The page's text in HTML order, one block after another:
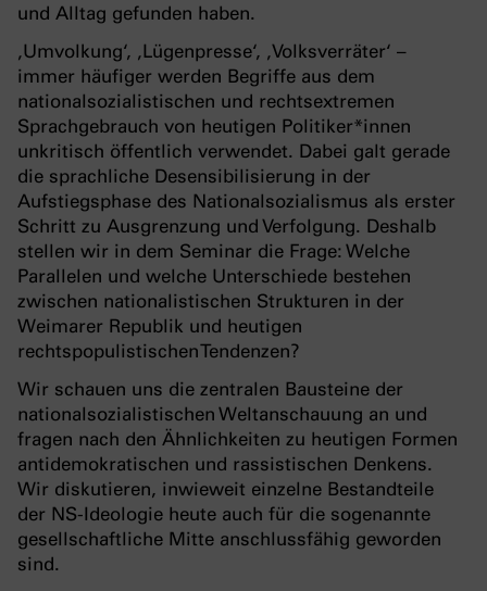
und Alltag gefunden haben.
‚Umvolkung‘, ‚Lügenpresse‘, ‚Volksverräter‘ –
immer häufiger werden Begriffe aus dem
nationalsozialistischen und rechtsextremen
Sprachgebrauch von heutigen Politiker*innen
unkritisch öffentlich verwendet. Dabei galt gerade
die sprachliche Desensibilisierung in der
Aufstiegsphase des Nationalsozialismus als erster
Schritt zu Ausgrenzung und Verfolgung. Deshalb
stellen wir in dem Seminar die Frage: Welche
Parallelen und welche Unterschiede bestehen
zwischen nationalistischen Strukturen in der
Weimarer Republik und heutigen
rechtspopulistischen Tendenzen?
Wir schauen uns die zentralen Bausteine der
nationalsozialistischen Weltanschauung an und
fragen nach den Ähnlichkeiten zu heutigen Formen
antidemokratischen und rassistischen Denkens.
Wir diskutieren, inwieweit einzelne Bestandteile
der NS-Ideologie heute auch für die sogenannte
gesellschaftliche Mitte anschlussfähig geworden
sind.